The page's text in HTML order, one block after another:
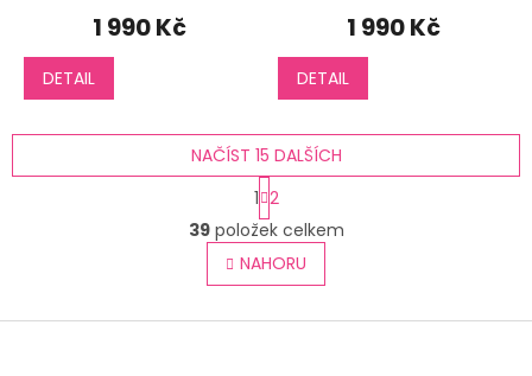
1 990 Kč
DETAIL
1 990 Kč
DETAIL
O
v
l
á
NAČÍST 15 DALŠÍCH
S
t
r
á
n
k
v
1 2
39položek celkem
NAHORU
Z